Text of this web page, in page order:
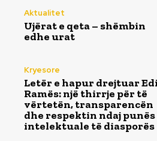
Aktualitet
Ujërat e qeta – shëmbin
edhe urat
Kryesore
Letër e hapur drejtuar Edi
Ramës: një thirrje për të
vërtetën, transparencën
dhe respektin ndaj punës
intelektuale të diasporës